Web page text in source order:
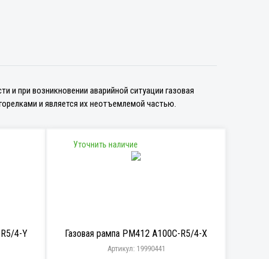
и при возникновении аварийной ситуации газовая
и является их неотъемлемой частью.
4-Y
Уточнить наличие
Газовая рампа PM412 A100C-R5/4-X
Артикул: 19990441